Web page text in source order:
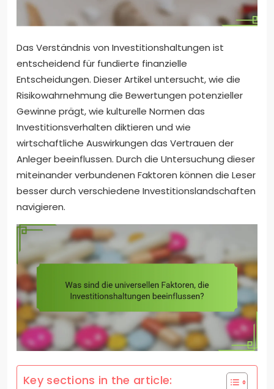
Das Verständnis von Investitionshaltungen ist
entscheidend für fundierte finanzielle
Entscheidungen. Dieser Artikel untersucht, wie die
Risikowahrnehmung die Bewertungen potenzieller
Gewinne prägt, wie kulturelle Normen das
Investitionsverhalten diktieren und wie
wirtschaftliche Auswirkungen das Vertrauen der
Anleger beeinflussen. Durch die Untersuchung dieser
miteinander verbundenen Faktoren können die Leser
besser durch verschiedene Investitionslandschaften
navigieren.
Key sections in the article: